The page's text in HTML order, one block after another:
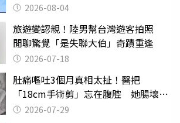
2026-08-04
旅遊變認親！陸男幫台灣遊客拍照
閒聊驚覺「是失聯大伯」奇蹟重逢
2026-07-18
肚痛嘔吐3個月真相太扯！醫把
「18cm手術剪」忘在腹腔 她腸壞死
險喪命
2026-07-29